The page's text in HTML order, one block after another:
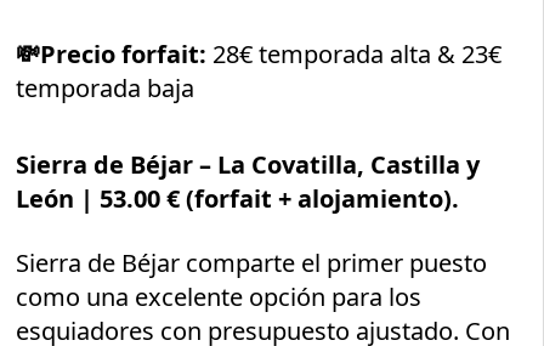
💸Precio forfait: 28€ temporada alta & 23€
temporada baja
Sierra de Béjar – La Covatilla, Castilla y
León | 53.00 € (forfait + alojamiento).
Sierra de Béjar comparte el primer puesto
como una excelente opción para los
esquiadores con presupuesto ajustado. Con